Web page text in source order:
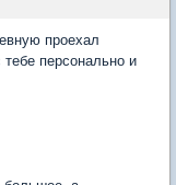
проехал
персонально и